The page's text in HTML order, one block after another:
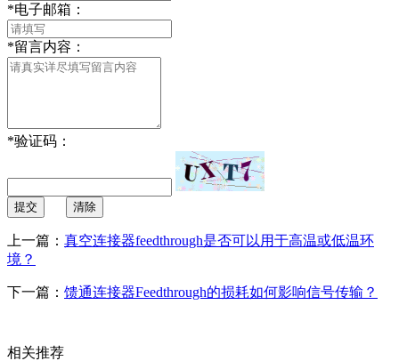
*电子邮箱：
*留言内容：
*验证码：
提交 清除
上一篇： 真空连接器feedthrough是否可以用于高温或低温环
境？
下一篇： 馈通连接器Feedthrough的损耗如何影响信号传输？
相关推荐